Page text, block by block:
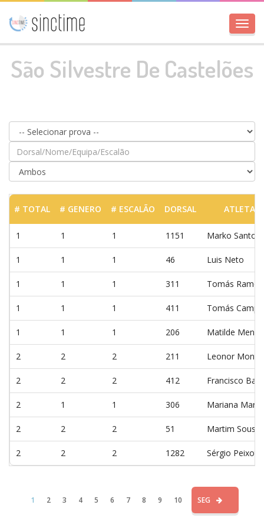
São Silvestre De Castelões
# TOTAL # GENERO # ESCALÃO DORSAL ATLETA
1 1 1 1151 Marko Santos
1 1 1 46 Luis Neto
1 1 1 311 Tomás Ramos
1 1 1 411 Tomás
1 1 1 206 Matilde
2 2 2 211 Leonor
2 2 2 412 Francisco
2 1 1 306 Mariana
2 2 2 51 Martim Sousa
2 2 2 1282 Sérgio Peixoto
1 2 3 4 5 6 7 8 9 10 SEG